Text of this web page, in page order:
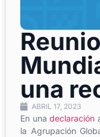
una
ABRIL 17, 2023
En unadeclaración
la Agrupación